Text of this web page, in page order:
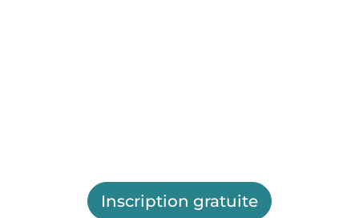
Inscription gratuite